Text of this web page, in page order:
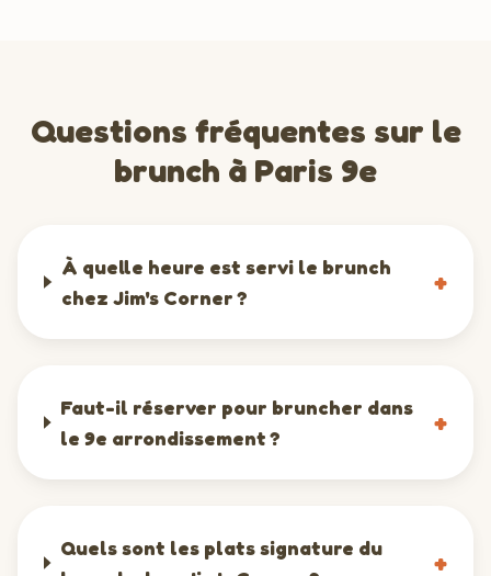
Questions fréquentes sur le
brunch à Paris 9e
À quelle heure est servi le brunch
chez Jim's Corner ?
+
Faut-il réserver pour bruncher dans
le 9e arrondissement ?
+
Quels sont les plats signature du
+